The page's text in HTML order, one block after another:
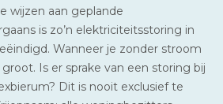
wijzen aan geplande
is zo’n elektriciteitsstoring in
Wanneer je zonder stroom
Is er sprake van een storing bij
Dit is nooit exclusief te